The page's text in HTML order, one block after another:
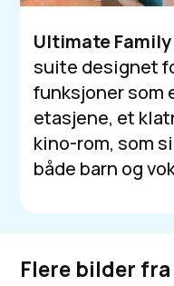
Ultimate
suite designet
funksjoner som
etasjene, et
kino-rom, som
både barn og
Flere bilder fra